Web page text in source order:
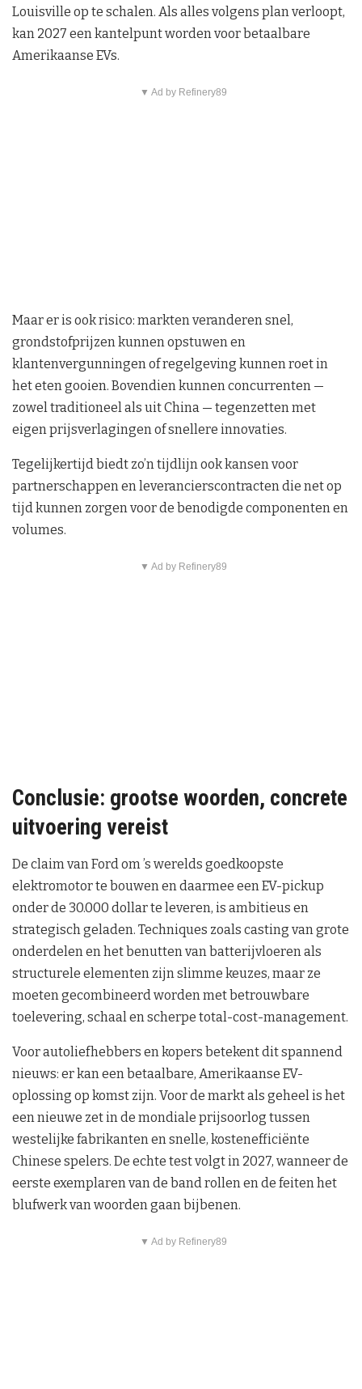
Louisville op te schalen. Als alles volgens plan verloopt,
kan 2027 een kantelpunt worden voor betaalbare
Amerikaanse EVs.
▼ Ad by Refinery89
Maar er is ook risico: markten veranderen snel,
grondstofprijzen kunnen opstuwen en
klantenvergunningen of regelgeving kunnen roet in
het eten gooien. Bovendien kunnen concurrenten —
zowel traditioneel als uit China — tegenzetten met
eigen prijsverlagingen of snellere innovaties.
Tegelijkertijd biedt zo’n tijdlijn ook kansen voor
partnerschappen en leverancierscontracten die net op
tijd kunnen zorgen voor de benodigde componenten en
volumes.
▼ Ad by Refinery89
Conclusie: grootse woorden, concrete
uitvoering vereist
De claim van Ford om ’s werelds goedkoopste
elektromotor te bouwen en daarmee een EV-pickup
onder de 30.000 dollar te leveren, is ambitieus en
strategisch geladen. Techniques zoals casting van grote
onderdelen en het benutten van batterijvloeren als
structurele elementen zijn slimme keuzes, maar ze
moeten gecombineerd worden met betrouwbare
toelevering, schaal en scherpe total-cost-management.
Voor autoliefhebbers en kopers betekent dit spannend
nieuws: er kan een betaalbare, Amerikaanse EV-
oplossing op komst zijn. Voor de markt als geheel is het
een nieuwe zet in de mondiale prijsoorlog tussen
westelijke fabrikanten en snelle, kostenefficiënte
Chinese spelers. De echte test volgt in 2027, wanneer de
eerste exemplaren van de band rollen en de feiten het
blufwerk van woorden gaan bijbenen.
▼ Ad by Refinery89